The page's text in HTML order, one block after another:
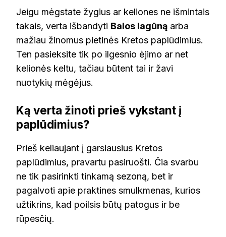
Jeigu mėgstate žygius ar keliones ne išmintais
takais, verta išbandyti Balos lagūną arba
mažiau žinomus pietinės Kretos paplūdimius.
Ten pasieksite tik po ilgesnio ėjimo ar net
kelionės keltu, tačiau būtent tai ir žavi
nuotykių mėgėjus.
Ką verta žinoti prieš vykstant į
paplūdimius?
Prieš keliaujant į garsiausius Kretos
paplūdimius, pravartu pasiruošti. Čia svarbu
ne tik pasirinkti tinkamą sezoną, bet ir
pagalvoti apie praktines smulkmenas, kurios
užtikrins, kad poilsis būtų patogus ir be
rūpesčių.